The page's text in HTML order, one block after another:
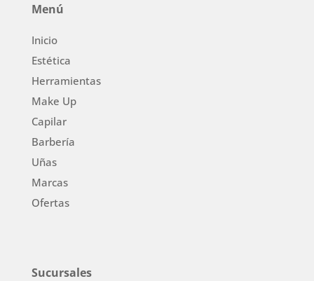
Menú
Inicio
Estética
Herramientas
Make Up
Capilar
Barbería
Uñas
Marcas
Ofertas
Sucursales